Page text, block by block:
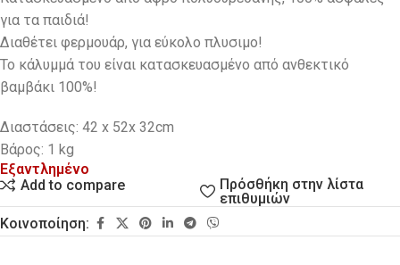
για τα παιδιά!
Διαθέτει φερμουάρ, για εύκολο πλυσιμο!
Το κάλυμμά του είναι κατασκευασμένο από ανθεκτικό
βαμβάκι 100%!
Διαστάσεις: 42 x 52x 32cm
Βάρος: 1 kg
Εξαντλημένο
Add to compare
Πρόσθήκη στην λίστα
επιθυμιών
Κοινοποίηση: